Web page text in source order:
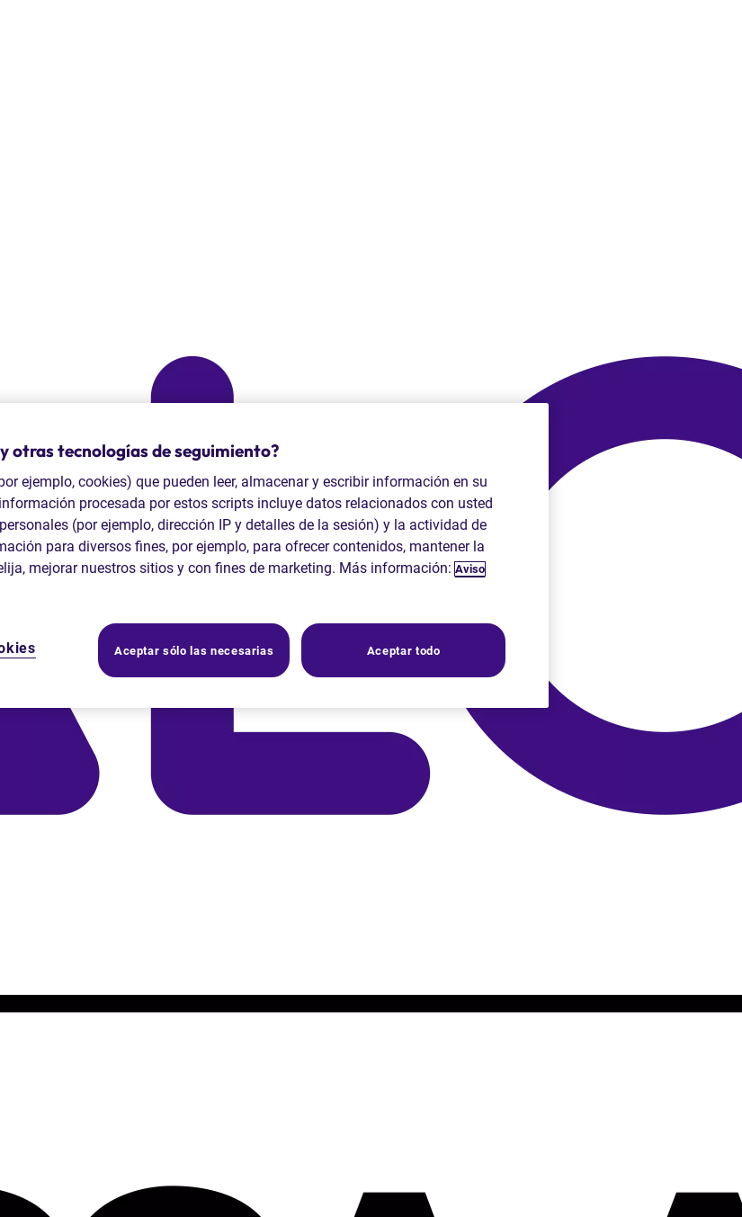
otras tecnologías de seguimiento?
ejemplo, cookies) que pueden leer, almacenar y escribir información en su
procesada por estos scripts incluye datos relacionados con usted
(por ejemplo, dirección IP y detalles de la sesión) y la actividad de
para diversos fines, por ejemplo, para ofrecer contenidos, mantener la
mejorar nuestros sitios y con fines de marketing. Más información: Aviso
Aceptar sólo las necesarias Aceptar todo